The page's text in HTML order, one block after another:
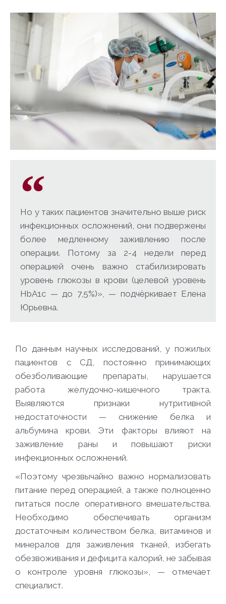
Но у таких пациентов значительно выше риск
инфекционных осложнений, они подвержены
более медленному заживлению после
операции. Потому за 2-4 недели перед
операцией очень важно стабилизировать
уровень глюкозы в крови (целевой уровень
HbA1c — до 7,5%)», — подчёркивает Елена
Юрьевна.
По данным научных исследований, у пожилых
пациентов с СД, постоянно принимающих
обезболивающие препараты, нарушается
работа желудочно-кишечного тракта.
Выявляются признаки нутритивной
недостаточности — снижение белка и
альбумина крови. Эти факторы влияют на
заживление раны и повышают риски
инфекционных осложнений.
«Поэтому чрезвычайно важно нормализовать
питание перед операцией, а также полноценно
питаться после оперативного вмешательства.
Необходимо обеспечивать организм
достаточным количеством белка, витаминов и
минералов для заживления тканей, избегать
обезвоживания и дефицита калорий, не забывая
о контроле уровня глюкозы», — отмечает
специалист.